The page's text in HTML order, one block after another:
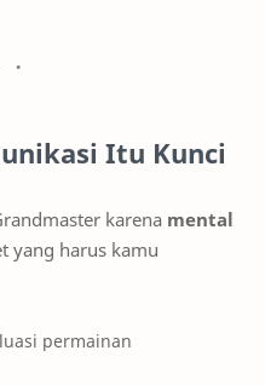
Itu Kunci
karena mental
yang harus kamu
permainan